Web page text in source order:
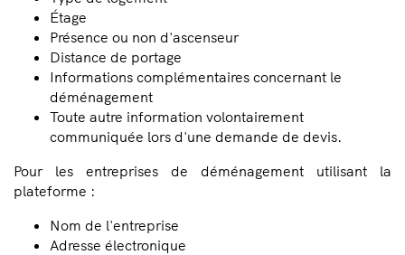
Étage
Présence ou non d'ascenseur
Distance de portage
Informations complémentaires concernant le
déménagement
Toute autre information volontairement
communiquée lors d'une demande de devis.
Pour les entreprises de déménagement utilisant la
plateforme :
Nom de l'entreprise
Adresse électronique